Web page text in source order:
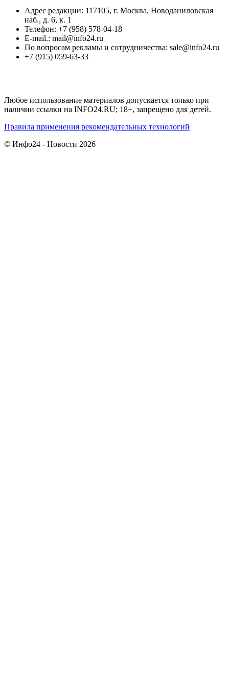
Адрес редакции: 117105, г. Москва, Новоданиловская
наб., д. 6, к. 1
Телефон: +7 (958) 578-04-18
E-mail.: mail@info24.ru
По вопросам рекламы и сотрудничества: sale@info24.ru
+7 (915) 059-63-33
Любое использование материалов допускается только при
наличии ссылки на INFO24.RU; 18+, запрещено для детей.
Правила применения рекомендательных технологий
© Инфо24 - Новости 2026